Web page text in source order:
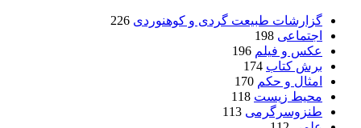
گزارشات طبیعت گردی و کوهنوردی 226
اجتماعی 198
عکس و فیلم 196
برش کتاب 174
امثال و حکم 170
محیط زیست 118
طنزوسرگرمی 113